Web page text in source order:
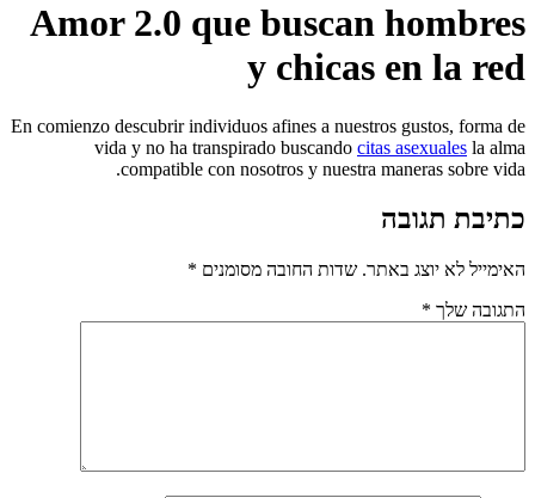
Amor 2.0 que buscan
y chicas
En comienzo descubrir individuos afines a
vida y no ha transpirado buscando
compatible con nosotros y nuestra
שדות החובה מסומנים*